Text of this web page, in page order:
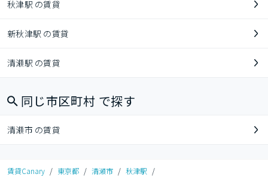
秋津駅 の賃貸
新秋津駅 の賃貸
清瀬駅 の賃貸
同じ市区町村 で探す
清瀬市 の賃貸
賃貸Canary / 東京都 / 清瀬市 / 秋津駅 /